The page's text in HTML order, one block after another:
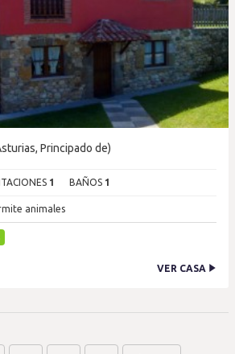
Principado de)
1 BAÑOS 1
animales
VER CASA